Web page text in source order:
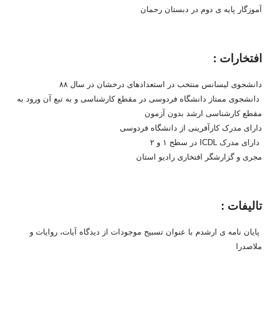
آموزگار پایه ی دوم در دبستان رحمان
افتخارات :
دانشجوی لیسانس منتخب در استعدادهای درخشان در سال ۸۸
دانشجوی ممتاز دانشگاه فردوسی در مقطع کارشناسی و به تبع آن ورود به
مقطع کارشناسی ارشد بدون آزمون
دارای مدرک کارآفرینی از دانشگاه فردوسی
دارای مدرک ICDL در سطح ۱ و ۲
مجری و گزارشگر افتخاری رادیو استان
تالیفات :
پایان نامه ی ارشدم با عنوان تسبیح موجودات از دیدگاه آیات، روایات و
ملاصدرا